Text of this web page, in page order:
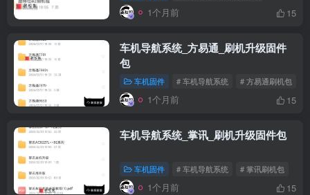
1个月前 15
车机导航系统_方易通_刷机升级固件
包
车机固件 # 车机导航系统 # 方易通刷机包
1个月前 15
车机导航系统_掌讯_刷机升级固件包
车机固件 # 车机导航系统 # 掌讯刷机包
1个月前 15